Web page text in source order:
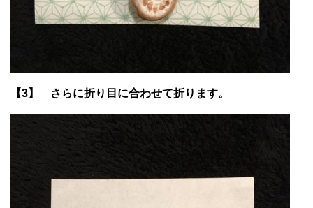
【3】 さらに折り目に合わせて折ります。